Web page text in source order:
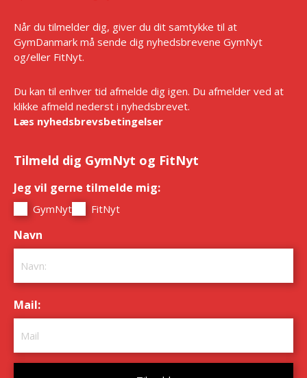
Når du tilmelder dig, giver du dit samtykke til at
GymDanmark må sende dig nyhedsbrevene GymNyt
og/eller FitNyt.
Du kan til enhver tid afmelde dig igen. Du afmelder ved at
klikke afmeld nederst i nyhedsbrevet.
Læs nyhedsbrevsbetingelser
Tilmeld dig GymNyt og FitNyt
Jeg vil gerne tilmelde mig:
GymNyt FitNyt
Navn
Mail: